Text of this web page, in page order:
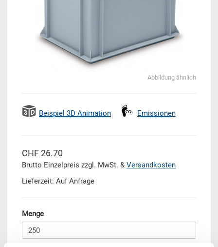
Abbildung ähnlich
Beispiel 3D Animation Emissionen
CHF 26.70
Brutto Einzelpreis zzgl. MwSt. & Versandkosten
Lieferzeit: Auf Anfrage
Menge